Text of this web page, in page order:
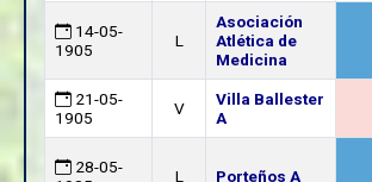
14-05-
1905
L
Asociación
Atlética de
Medicina
21-05-
1905
V
Villa Ballester
A
28-05-
L Porteños A